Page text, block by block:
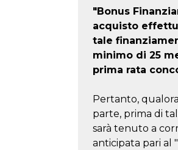
"Bonus
acquisto
tale
minimo di 25
prima rata
Pertanto,
parte, prima di
sarà tenuto a
anticipata pari al